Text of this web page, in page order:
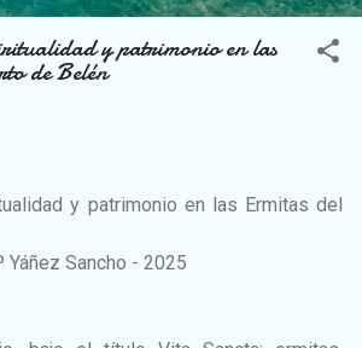
y patrimonio en las
de Belén
y patrimonio en las Ermitas del
Sancho - 2025